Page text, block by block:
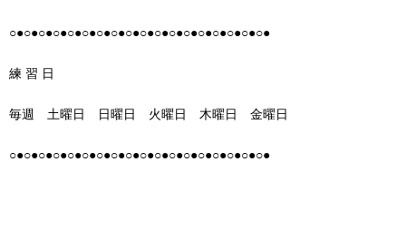
○●○●○●○●○●○●○●○●○●○●○●○●○●○●○●○●○●○●
練 習 日
毎週 土曜日 日曜日 火曜日 木曜日 金曜日
○●○●○●○●○●○●○●○●○●○●○●○●○●○●○●○●○●○●